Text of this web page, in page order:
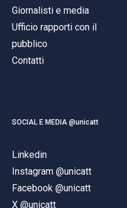
Giornalisti e media
Ufficio rapporti con il
pubblico
Contatti
SOCIAL E MEDIA @unicatt
Linkedin
Instagram @unicatt
Facebook @unicatt
X @unicatt